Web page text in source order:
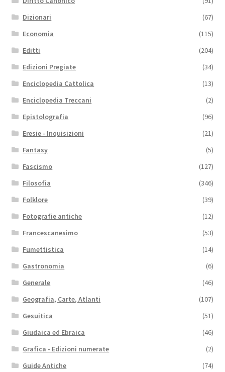
Dizionari
(67)
Economia
(115)
Editti
(204)
Edizioni Pregiate
(34)
Enciclopedia Cattolica
(13)
Enciclopedia Treccani
(2)
Epistolografia
(96)
Eresie - Inquisizioni
(21)
Fantasy
(5)
Fascismo
(127)
Filosofia
(346)
Folklore
(39)
Fotografie antiche
(12)
Francescanesimo
(53)
Fumettistica
(14)
Gastronomia
(6)
Generale
(46)
Geografia, Carte, Atlanti
(107)
Gesuitica
(51)
Giudaica ed Ebraica
(46)
Grafica - Edizioni numerate
(2)
Guide Antiche
(74)